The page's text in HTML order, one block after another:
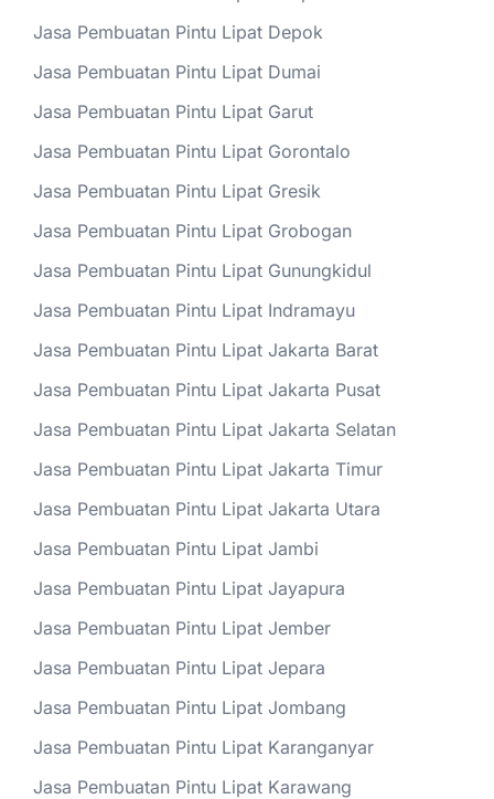
Jasa Pembuatan Pintu Lipat Depok
Jasa Pembuatan Pintu Lipat Dumai
Jasa Pembuatan Pintu Lipat Garut
Jasa Pembuatan Pintu Lipat Gorontalo
Jasa Pembuatan Pintu Lipat Gresik
Jasa Pembuatan Pintu Lipat Grobogan
Jasa Pembuatan Pintu Lipat Gunungkidul
Jasa Pembuatan Pintu Lipat Indramayu
Jasa Pembuatan Pintu Lipat Jakarta Barat
Jasa Pembuatan Pintu Lipat Jakarta Pusat
Jasa Pembuatan Pintu Lipat Jakarta Selatan
Jasa Pembuatan Pintu Lipat Jakarta Timur
Jasa Pembuatan Pintu Lipat Jakarta Utara
Jasa Pembuatan Pintu Lipat Jambi
Jasa Pembuatan Pintu Lipat Jayapura
Jasa Pembuatan Pintu Lipat Jember
Jasa Pembuatan Pintu Lipat Jepara
Jasa Pembuatan Pintu Lipat Jombang
Jasa Pembuatan Pintu Lipat Karanganyar
Jasa Pembuatan Pintu Lipat Karawang